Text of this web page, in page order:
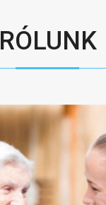
RÓLUNK